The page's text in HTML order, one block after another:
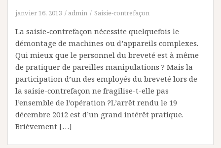
janvier 16, 2013 admin Saisie-contrefaçon
La saisie-contrefaçon nécessite quelquefois le
démontage de machines ou d’appareils complexes.
Qui mieux que le personnel du breveté est à même
de pratiquer de pareilles manipulations ? Mais la
participation d’un des employés du breveté lors de
la saisie-contrefaçon ne fragilise-t-elle pas
l’ensemble de l’opération ?L’arrêt rendu le 19
décembre 2012 est d’un grand intérêt pratique.
Brièvement […]